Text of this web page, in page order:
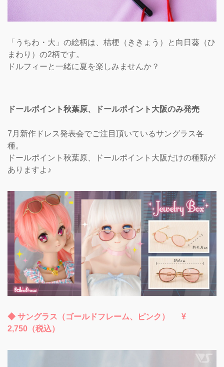
「うちわ・大」の絵柄は、桔梗（ききょう）と向日葵（ひ
まわり）の2柄です。
ドルフィーと一緒に夏を楽しみませんか？
ドールポイント秋葉原、ドールポイント大阪のみ発売
7月新作ドレス発表会でご注目頂いているサングラス各
種。
ドールポイント秋葉原、ドールポイント大阪だけの種類が
ありますよ♪
◆ サングラス（ゴールドフレーム、ピンク） ¥
2,750（税込）